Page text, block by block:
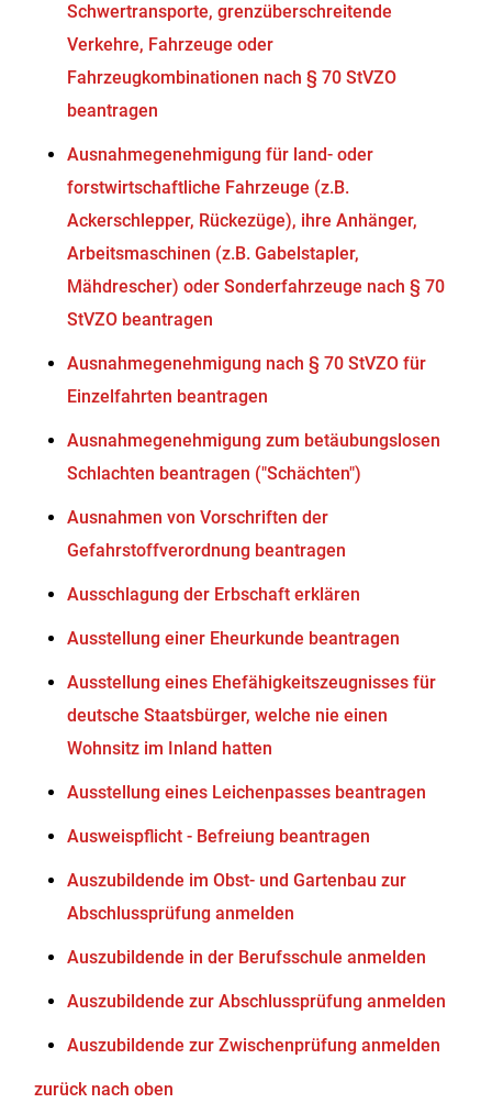
Schwertransporte, grenzüberschreitende
Verkehre, Fahrzeuge oder
Fahrzeugkombinationen nach § 70 StVZO
beantragen
Ausnahmegenehmigung für land- oder
forstwirtschaftliche Fahrzeuge (z.B.
Ackerschlepper, Rückezüge), ihre Anhänger,
Arbeitsmaschinen (z.B. Gabelstapler,
Mähdrescher) oder Sonderfahrzeuge nach § 70
StVZO beantragen
Ausnahmegenehmigung nach § 70 StVZO für
Einzelfahrten beantragen
Ausnahmegenehmigung zum betäubungslosen
Schlachten beantragen ("Schächten")
Ausnahmen von Vorschriften der
Gefahrstoffverordnung beantragen
Ausschlagung der Erbschaft erklären
Ausstellung einer Eheurkunde beantragen
Ausstellung eines Ehefähigkeitszeugnisses für
deutsche Staatsbürger, welche nie einen
Wohnsitz im Inland hatten
Ausstellung eines Leichenpasses beantragen
Ausweispflicht - Befreiung beantragen
Auszubildende im Obst- und Gartenbau zur
Abschlussprüfung anmelden
Auszubildende in der Berufsschule anmelden
Auszubildende zur Abschlussprüfung anmelden
Auszubildende zur Zwischenprüfung anmelden
zurück nach oben